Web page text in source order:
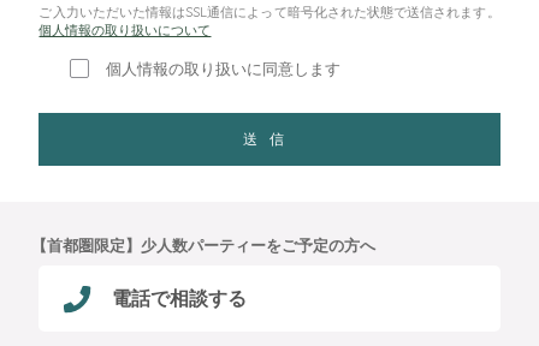
ご入力いただいた情報はSSL通信によって暗号化された状態で送信されます。
個人情報の取り扱いについて
個人情報の取り扱いに同意します
送信
【首都圏限定】少人数パーティーをご予定の方へ
電話で相談する